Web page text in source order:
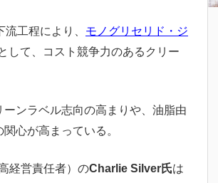
工程により、 モノグリセリド・ジ
して、コスト競争力のあるクリー
ンラベル志向の高まりや、油脂由
心が高まっている。
経営責任者）のCharlie Silver氏は